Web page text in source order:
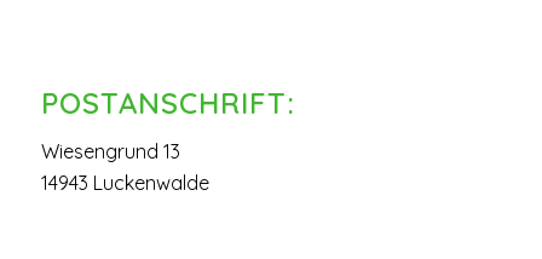
POSTANSCHRIFT:
Wiesengrund 13
14943 Luckenwalde